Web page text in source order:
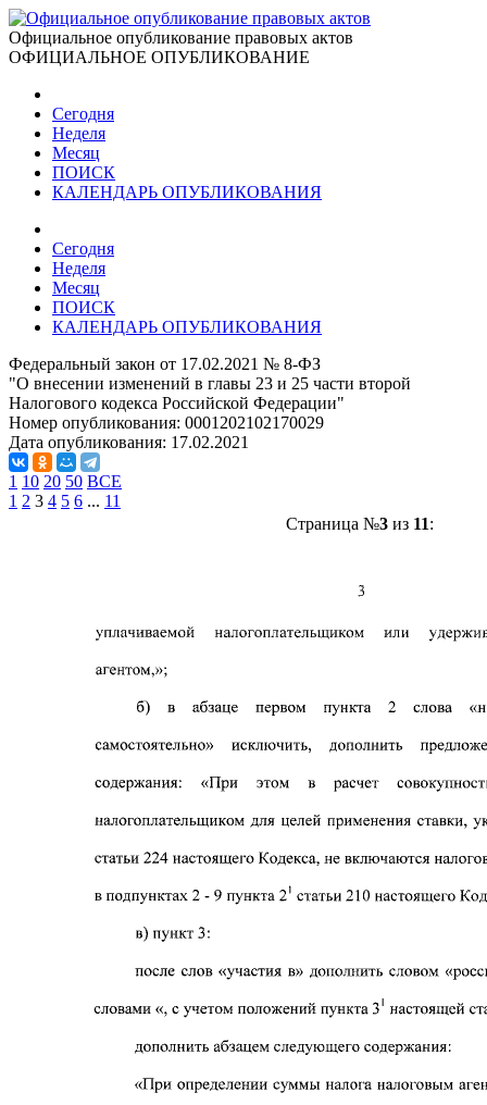
Официальное опубликование правовых актов
ОФИЦИАЛЬНОЕ ОПУБЛИКОВАНИЕ
Сегодня
Неделя
Месяц
ПОИСК
КАЛЕНДАРЬ ОПУБЛИКОВАНИЯ
Сегодня
Неделя
Месяц
ПОИСК
КАЛЕНДАРЬ ОПУБЛИКОВАНИЯ
Федеральный закон от 17.02.2021 № 8-ФЗ
"О внесении изменений в главы 23 и 25 части второй
Налогового кодекса Российской Федерации"
Номер опубликования: 0001202102170029
Дата опубликования: 17.02.2021
1 10 20 50 ВСЕ
1 2 3 4 5 6 ... 11
Страница №3 из 11: